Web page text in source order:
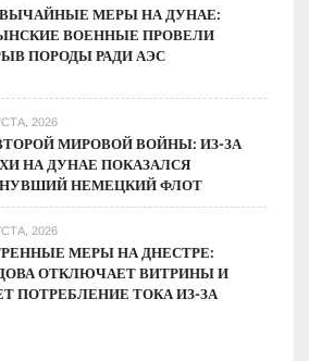
МЕРЫ НА ДУНАЕ:
ВОЕННЫЕ ПРОВЕЛИ
ПОРОДЫ РАДИ АЭС
2026
МИРОВОЙ ВОЙНЫ: ИЗ-ЗА
НА ДУНАЕ ПОКАЗАЛСЯ
НЕМЕЦКИЙ ФЛОТ
2026
МЕРЫ НА ДНЕСТРЕ:
ОТКЛЮЧАЕТ ВИТРИНЫ И
ПОТРЕБЛЕНИЕ ТОКА ИЗ-ЗА